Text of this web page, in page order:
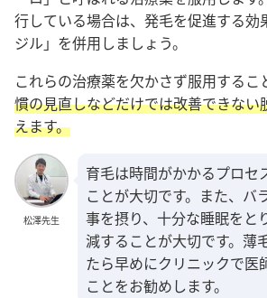
行している場合は、発毛を促進する効
ジル」を併用しましょう。
これらの治療薬を欠かさず服用するこ
慣の見直しなどだけでは改善できない
えます。
松澤先生
育毛は時間がかかるプロセ
ことが大切です。また、バ
事を摂り、十分な睡眠をと
減することが大切です。薄
たら早めにクリニックで医
ことをお勧めします。